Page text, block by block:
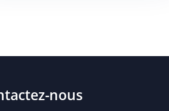
nous